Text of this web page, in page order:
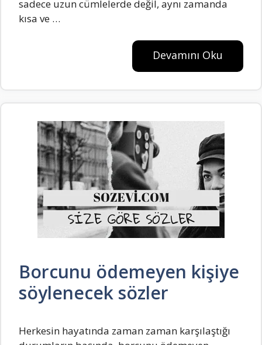
sadece uzun cümlelerde değil, aynı zamanda
kısa ve …
Devamını Oku
Borcunu ödemeyen kişiye
söylenecek sözler
Herkesin hayatında zaman zaman karşılaştığı